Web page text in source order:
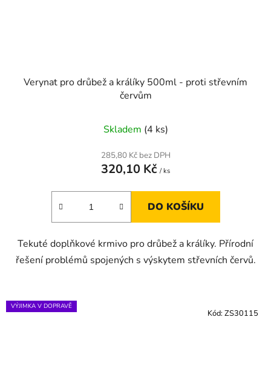
Verynat pro drůbež a králíky 500ml - proti střevním
červům
Skladem (4 ks)
285,80 Kč bez DPH
320,10 Kč / ks
DO KOŠÍKU
Tekuté doplňkové krmivo pro drůbež a králíky. Přírodní
řešení problémů spojených s výskytem střevních červů.
VÝJIMKA V DOPRAVĚ
Kód: ZS30115